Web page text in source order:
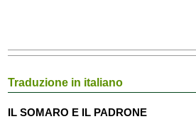
Traduzione in italiano
IL SOMARO E IL PADRONE